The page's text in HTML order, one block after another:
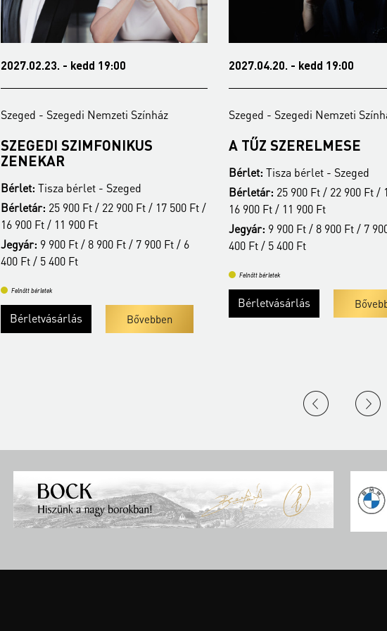
2027.02.23. - kedd 19:00
Szeged - Szegedi Nemzeti Színház
SZEGEDI SZIMFONIKUS
ZENEKAR
Bérlet: Tisza bérlet - Szeged
Bérletár: 25 900 Ft / 22 900 Ft / 17 500 Ft /
16 900 Ft / 11 900 Ft
Jegyár: 9 900 Ft / 8 900 Ft / 7 900 Ft / 6
400 Ft / 5 400 Ft
Felnőtt bérletek
Bérletvásárlás Bővebben
2027.04.20. - kedd 19:00
Szeged - Szegedi Nemzeti
A TŰZ SZERELMESE
Bérlet: Tisza bérlet - Szeged
Bérletár: 25 900 Ft / 22 900 Ft /
16 900 Ft / 11 900 Ft
Jegyár: 9 900 Ft / 8 900 Ft / 7
400 Ft / 5 400 Ft
Felnőtt bérletek
Bérletvásárlás